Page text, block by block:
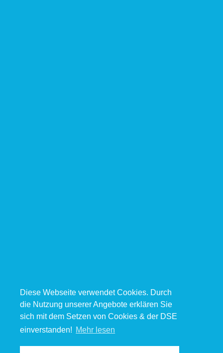
Diese Webseite verwendet Cookies. Durch
die Nutzung unserer Angebote erklären Sie
sich mit dem Setzen von Cookies & der DSE
einverstanden! Mehr lesen